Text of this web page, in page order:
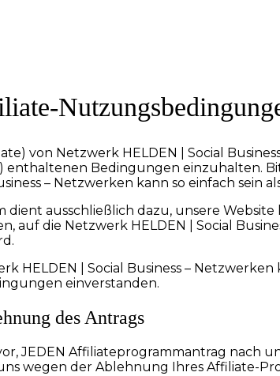
von Netzwerk HELDEN | Social
Bedingungen einzuhalten.
– Netzwerken kann so einfach sein
dient ausschließlich dazu, unsere
auf die Netzwerk HELDEN | Social
HELDEN | Social Business –
einverstanden.
des Antrags
JEDEN Affiliateprogrammantrag nach
wegen der Ablehnung Ihres Affiliate-